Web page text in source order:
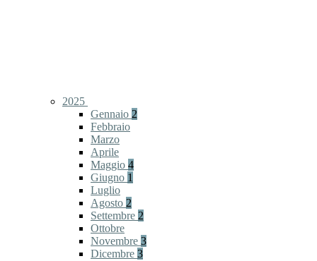
2025
Gennaio 2
Febbraio
Marzo
Aprile
Maggio 4
Giugno 1
Luglio
Agosto 2
Settembre 2
Ottobre
Novembre 3
Dicembre 3